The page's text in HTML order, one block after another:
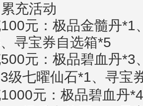
充活动
元：极品金髓丹*1
寻宝券自选箱*5
元：极品碧血丹*3
级七曜仙石*1、寻宝
元：极品碧血丹